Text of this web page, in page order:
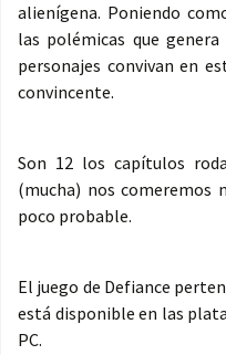
alienígena. Poniendo
las polémicas que
personajes convivan en
convincente.
Son 12 los capítulos
(mucha) nos comeremos
poco probable.
El juego de Defiance
está disponible en las
PC.